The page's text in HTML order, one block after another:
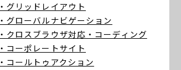
・グリッドレイアウト
・グローバルナビゲーション
・クロスブラウザ対応 ・コーディング
・コーポレートサイト
・コールトゥアクション